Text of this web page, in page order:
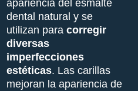
apariencia del esmalte
dental natural y se
utilizan para corregir
diversas
imperfecciones
estéticas. Las carillas
mejoran la apariencia de